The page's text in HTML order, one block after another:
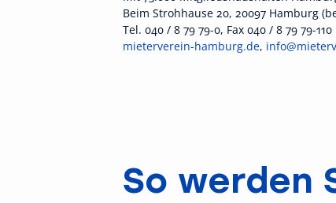
Beim Strohhause 20, 20097 Hamburg
Tel. 040 / 8 79 79-0, Fax 040 / 8 79 79-110
mieterverein-hamburg.de,
So werden